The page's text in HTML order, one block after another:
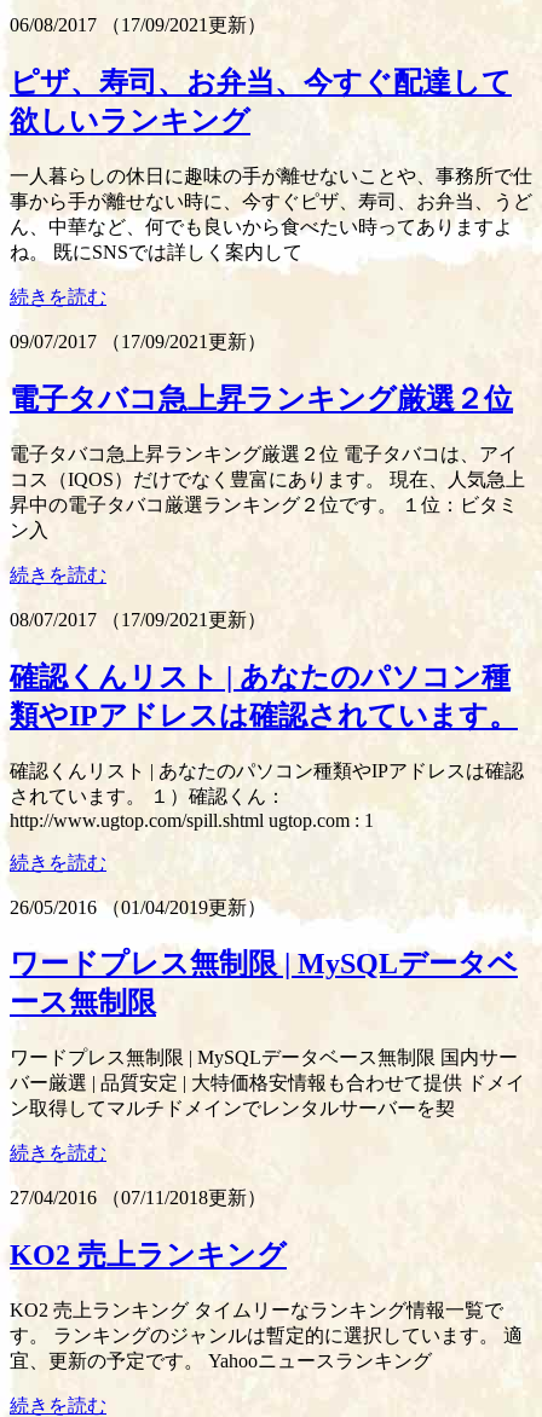
06/08/2017 （17/09/2021更新）
ピザ、寿司、お弁当、今すぐ配達して
欲しいランキング
一人暮らしの休日に趣味の手が離せないことや、事務所で仕
事から手が離せない時に、今すぐピザ、寿司、お弁当、うど
ん、中華など、何でも良いから食べたい時ってありますよ
ね。 既にSNSでは詳しく案内して
続きを読む
09/07/2017 （17/09/2021更新）
電子タバコ急上昇ランキング厳選２位
電子タバコ急上昇ランキング厳選２位 電子タバコは、アイ
コス（IQOS）だけでなく豊富にあります。 現在、人気急上
昇中の電子タバコ厳選ランキング２位です。 １位：ビタミ
ン入
続きを読む
08/07/2017 （17/09/2021更新）
確認くんリスト | あなたのパソコン種
類やIPアドレスは確認されています。
確認くんリスト | あなたのパソコン種類やIPアドレスは確認
されています。 １）確認くん：
http://www.ugtop.com/spill.shtml ugtop.com : 1
続きを読む
26/05/2016 （01/04/2019更新）
ワードプレス無制限 | MySQLデータベ
ース無制限
ワードプレス無制限 | MySQLデータベース無制限 国内サー
バー厳選 | 品質安定 | 大特価格安情報も合わせて提供 ドメイ
ン取得してマルチドメインでレンタルサーバーを契
続きを読む
27/04/2016 （07/11/2018更新）
KO2 売上ランキング
KO2 売上ランキング タイムリーなランキング情報一覧で
す。 ランキングのジャンルは暫定的に選択しています。 適
宜、更新の予定です。 Yahooニュースランキング
続きを読む